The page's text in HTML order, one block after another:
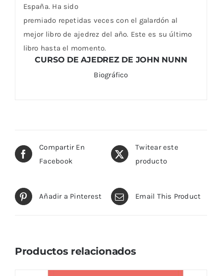
España. Ha sido
premiado repetidas veces con el galardón al
mejor libro de ajedrez del año. Este es su último
libro hasta el momento.
CURSO DE AJEDREZ DE JOHN NUNN
Biográfico
Compartir En
Facebook
Twitear este
producto
Añadir a Pinterest Email This Product
Productos relacionados